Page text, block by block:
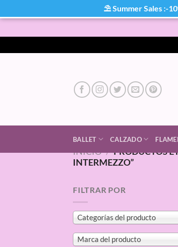
al
BALLET CALZADO
INICIO / PRODUCTOS
INTERMEZZO”
FILTRAR POR
Categorías del producto
Marca del producto
⛱ Summer Sales :-